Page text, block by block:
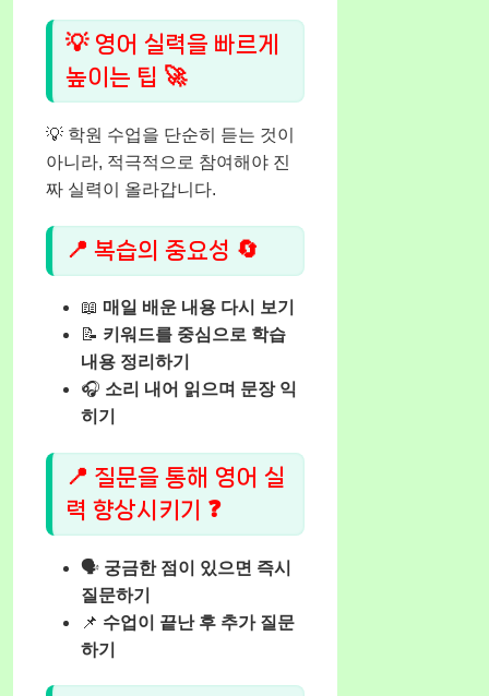
💡 영어 실력을 빠르게
높이는 팁 🚀
💡 학원 수업을 단순히 듣는 것이
아니라, 적극적으로 참여해야 진
짜 실력이 올라갑니다.
📍 복습의 중요성 🔄
📖 매일 배운 내용 다시 보기
📝 키워드를 중심으로 학습
내용 정리하기
🎧 소리 내어 읽으며 문장 익
히기
📍 질문을 통해 영어 실
력 향상시키기 ❓
🗣️ 궁금한 점이 있으면 즉시
질문하기
📌 수업이 끝난 후 추가 질문
하기